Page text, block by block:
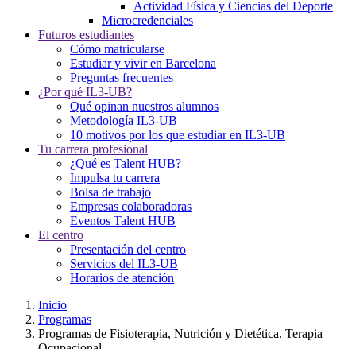
Actividad Física y Ciencias del Deporte
Microcredenciales
Futuros estudiantes
Cómo matricularse
Estudiar y vivir en Barcelona
Preguntas frecuentes
¿Por qué IL3-UB?
Qué opinan nuestros alumnos
Metodología IL3-UB
10 motivos por los que estudiar en IL3-UB
Tu carrera profesional
¿Qué es Talent HUB?
Impulsa tu carrera
Bolsa de trabajo
Empresas colaboradoras
Eventos Talent HUB
El centro
Presentación del centro
Servicios del IL3-UB
Horarios de atención
Inicio
Programas
Programas de Fisioterapia, Nutrición y Dietética, Terapia